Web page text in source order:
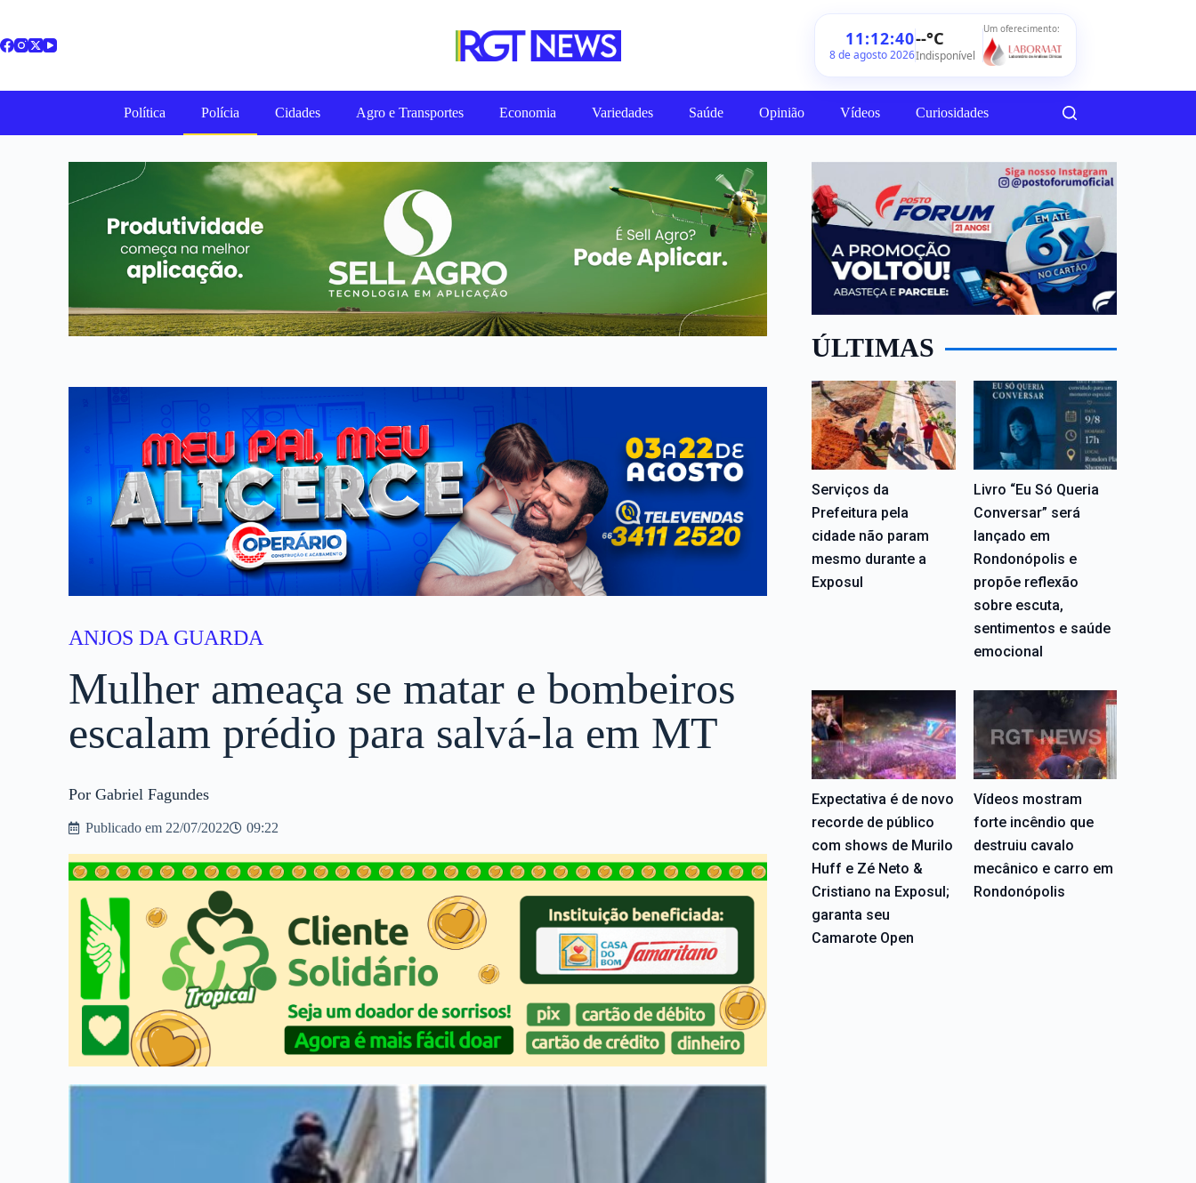
11:12:42
8 de agosto 2026
--°C
Indisponível
Um oferecimento:
Política Polícia Cidades Agro e Transportes Economia Variedades Saúde Opinião Vídeos Curiosidades
ANJOS DA GUARDA
Mulher ameaça se matar e bombeiros
escalam prédio para salvá-la em MT
Por Gabriel Fagundes
Publicado em 22/07/2022 09:22
ÚLTIMAS
Serviços da
Prefeitura pela
cidade não param
mesmo durante a
Exposul
Livro “Eu Só Queria
Conversar” será
lançado em
Rondonópolis e
propõe reflexão
sobre escuta,
sentimentos e saúde
emocional
Expectativa é de novo
recorde de público
com shows de Murilo
Huff e Zé Neto &
Cristiano na Exposul;
garanta seu
Camarote Open
Vídeos mostram
forte incêndio que
destruiu cavalo
mecânico e carro em
Rondonópolis